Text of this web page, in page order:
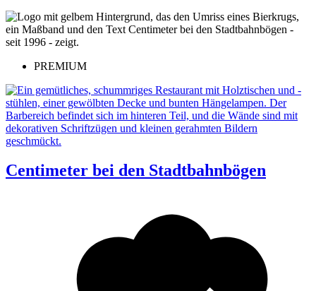
PREMIUM
Centimeter bei den Stadtbahnbögen